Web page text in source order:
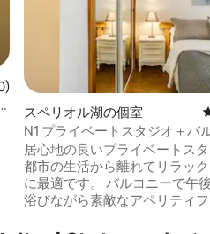
件、5つ星中4.86つ星の平均評価
スペリオル湖の個室
N1 プライベートスタジオ＋バ
バービュー|午後の日差し
居心地の良いプライベートス
都市の生活から離れてリラッ
に最適です。 バルコニーで午
浴びながら素敵なアペリティ